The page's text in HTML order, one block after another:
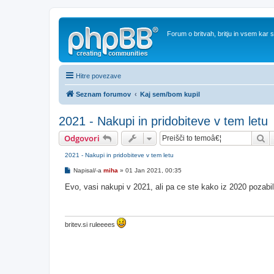
Forum o britvah, britju in vsem kar
Hitre povezave
Seznam forumov Kaj sem/bom kupil
2021 - Nakupi in pridobiteve v tem letu
Odgovori
2021 - Nakupi in pridobiteve v tem letu
O
g
o
Napisal/-a miha » 01 Jan 2021, 00:35
Evo, vasi nakupi v 2021, ali pa ce ste kako iz 2020
britev.si ruleeees